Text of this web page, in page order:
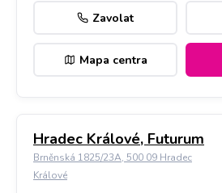
Zavolat
Mapa centra
Hradec Králové, Futurum
Brněnská 1825/23A, 500 09 Hradec
Králové